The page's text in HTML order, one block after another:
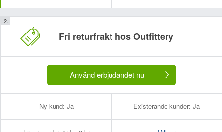
Fri returfrakt hos Outfittery
Använd erbjudandet nu
Ny kund: Ja Existerande kunder: Ja